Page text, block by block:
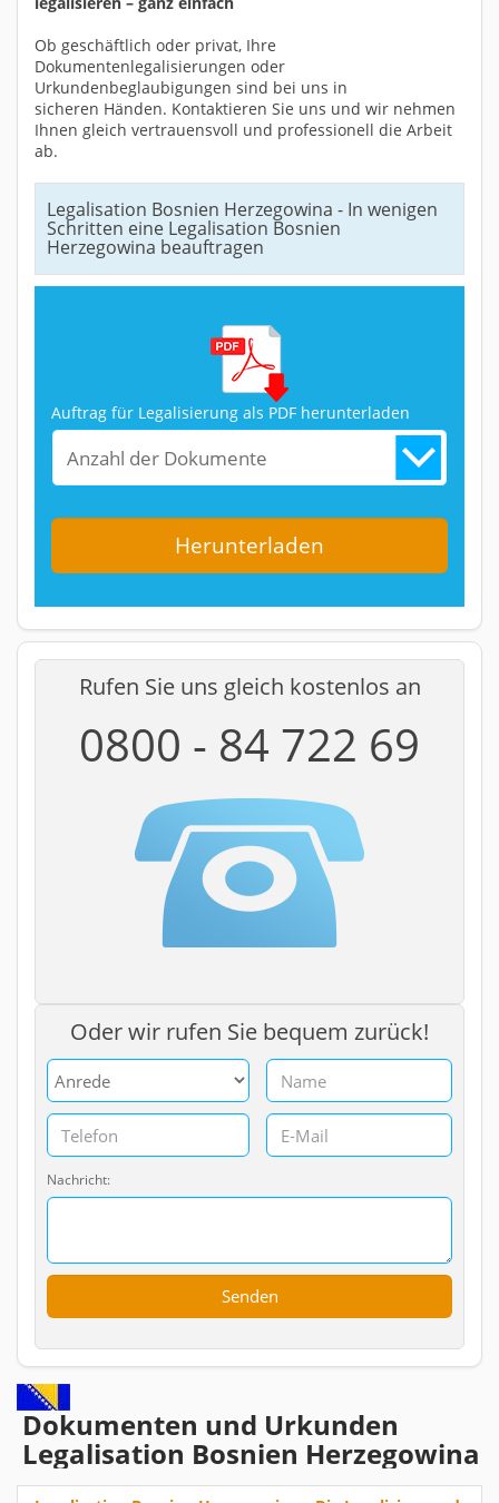
Ob geschäftlich oder privat, Ihre
Dokumentenlegalisierungen oder
Urkundenbeglaubigungen sind bei uns in
sicheren Händen. Kontaktieren Sie uns und wir nehmen
Ihnen gleich vertrauensvoll und professionell die Arbeit
ab.
Legalisation Bosnien Herzegowina - In wenigen
Schritten eine Legalisation Bosnien
Herzegowina beauftragen
Auftrag für Legalisierung als PDF herunterladen
Anzahl der Dokumente
Rufen Sie uns gleich kostenlos an
0800 - 84 722 69
Oder wir rufen Sie bequem zurück!
Nachricht:
Dokumenten und Urkunden
Legalisation Bosnien Herzegowina